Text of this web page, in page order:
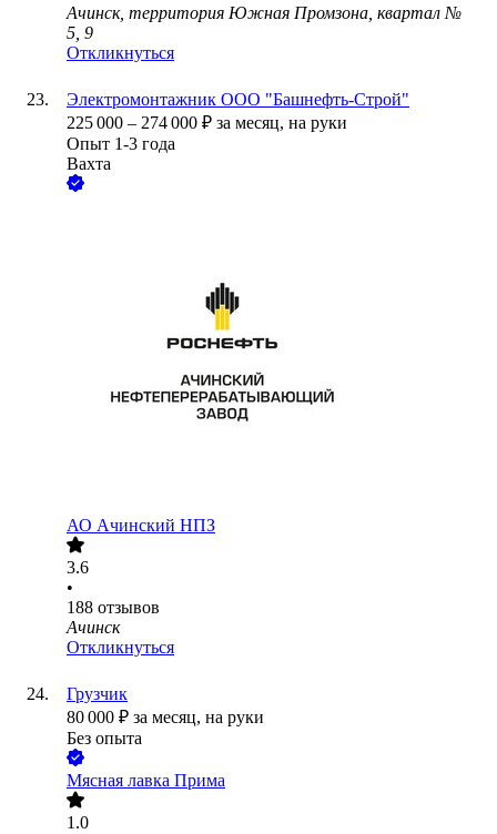
Ачинск, территория Южная Промзона, квартал №
5, 9
Откликнуться
Электромонтажник ООО "Башнефть-Строй"
225 000 – 274 000 ₽ за месяц, на руки
Опыт 1-3 года
Вахта
АО Ачинский НПЗ
3.6
•
188 отзывов
Ачинск
Откликнуться
Грузчик
80 000 ₽ за месяц, на руки
Без опыта
Мясная лавка Прима
1.0